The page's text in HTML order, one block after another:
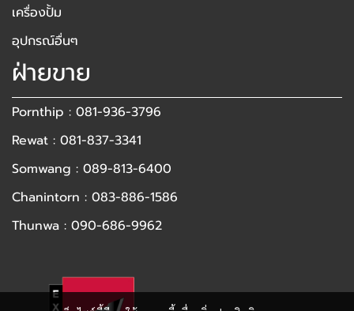
เครื่องปั้ม
อุปกรณ์อื่นๆ
ฝ่ายขาย
Pornthip : 081-936-3796
Rewat : 081-837-3341
Somwang : 089-813-6400
Chanintorn : 083-886-1586
Thunwa : 090-686-9962